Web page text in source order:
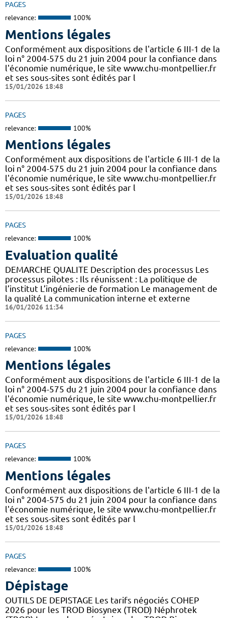
PAGES
relevance: 100%
Mentions légales
Conformément aux dispositions de l'article 6 III-1 de la
loi n° 2004-575 du 21 juin 2004 pour la confiance dans
l'économie numérique, le site www.chu-montpellier.fr
et ses sous-sites sont édités par l
15/01/2026 18:48
PAGES
relevance: 100%
Mentions légales
Conformément aux dispositions de l'article 6 III-1 de la
loi n° 2004-575 du 21 juin 2004 pour la confiance dans
l'économie numérique, le site www.chu-montpellier.fr
et ses sous-sites sont édités par l
15/01/2026 18:48
PAGES
relevance: 100%
Evaluation qualité
DEMARCHE QUALITE Description des processus Les
processus pilotes : Ils réunissent : La politique de
l’institut L’ingénierie de formation Le management de
la qualité La communication interne et externe
16/01/2026 11:34
PAGES
relevance: 100%
Mentions légales
Conformément aux dispositions de l'article 6 III-1 de la
loi n° 2004-575 du 21 juin 2004 pour la confiance dans
l'économie numérique, le site www.chu-montpellier.fr
et ses sous-sites sont édités par l
15/01/2026 18:48
PAGES
relevance: 100%
Mentions légales
Conformément aux dispositions de l'article 6 III-1 de la
loi n° 2004-575 du 21 juin 2004 pour la confiance dans
l'économie numérique, le site www.chu-montpellier.fr
et ses sous-sites sont édités par l
15/01/2026 18:48
PAGES
relevance: 100%
Dépistage
OUTILS DE DEPISTAGE Les tarifs négociés COHEP
2026 pour les TROD Biosynex (TROD) Néphrotek